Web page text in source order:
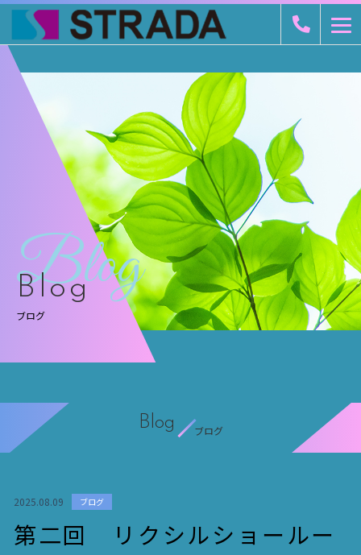
Blog
Blog
ブログ
Blog
ブログ
2025.08.09 ブログ
第二回 リクシルショールー